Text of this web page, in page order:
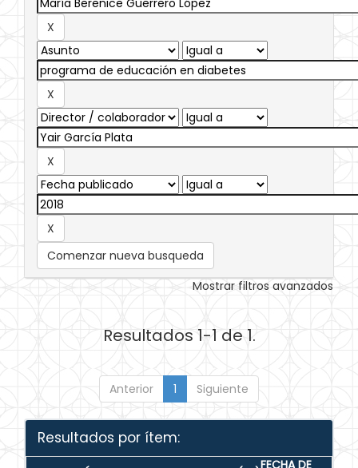
Comenzar nueva busqueda
Mostrar filtros avanzados
Resultados 1-1 de 1.
Anterior 1 Siguiente
Resultados por ítem:
FECHA DE